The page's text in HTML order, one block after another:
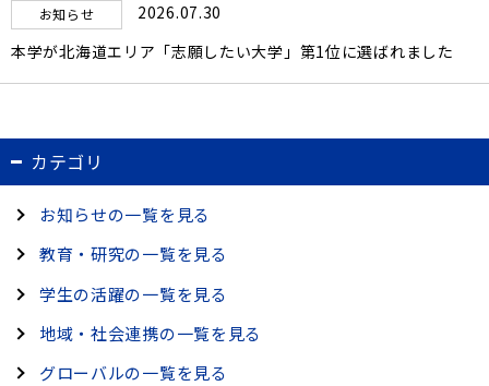
お知らせ
2026.07.30
本学が北海道エリア「志願したい大学」第1位に選ばれました
カテゴリ
お知らせの一覧を見る
教育・研究の一覧を見る
学生の活躍の一覧を見る
地域・社会連携の一覧を見る
グローバルの一覧を見る